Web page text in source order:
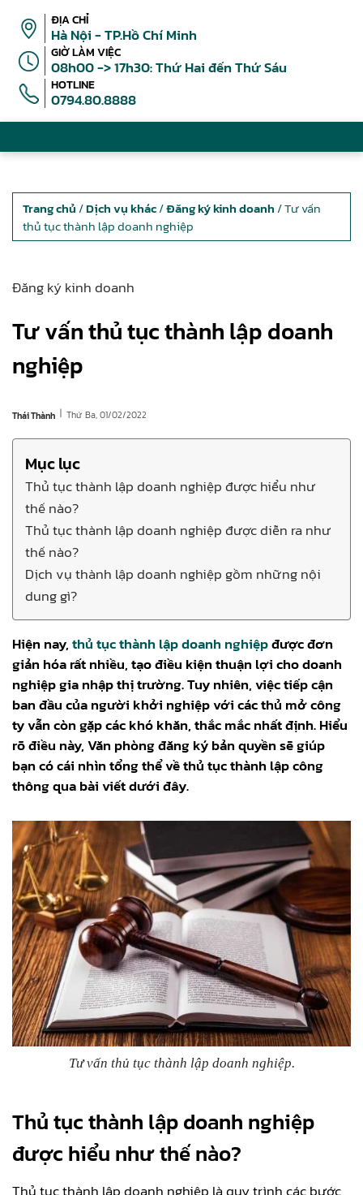
ĐỊA CHỈ
Hà Nội - TP.Hồ Chí Minh
GIỜ LÀM VIỆC
08h00 -> 17h30: Thứ Hai đến Thứ Sáu
HOTLINE
0794.80.8888
Trang chủ /Dịch vụ khác/Đăng ký kinh doanh / Tư vấn
thủ tục thành lập doanh nghiệp
Đăng ký kinh doanh
Tư vấn thủ tục thành lập doanh
nghiệp
Thái Thành | Thứ Ba, 01/02/2022
Mục lục
Thủ tục thành lập doanh nghiệp được hiểu như
thế nào?
Thủ tục thành lập doanh nghiệp được diễn ra như
thế nào?
Dịch vụ thành lập doanh nghiệp gồm những nội
dung gì?
Hiện nay,thủ tục thành lập doanh nghiệpđược đơn
giản hóa rất nhiều, tạo điều kiện thuận lợi cho doanh
nghiệp gia nhập thị trường. Tuy nhiên, việc tiếp cận
ban đầu của người khởi nghiệp với các thủ mở công
ty vẫn còn gặp các khó khăn, thắc mắc nhất định. Hiểu
rõ điều này, Văn phòng đăng ký bản quyền sẽ giúp
bạn có cái nhìn tổng thể về thủ tục thành lập công
thông qua bài viết dưới đây.
Tư vấn thủ tục thành lập doanh nghiệp.
Thủ tục thành lập doanh nghiệp
được hiểu như thế nào?
Thủ tục thành lập doanh nghiệp là quy trình các bước